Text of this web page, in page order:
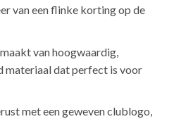
van een flinke korting op de
van hoogwaardig,
materiaal dat perfect is voor
met een geweven clublogo,